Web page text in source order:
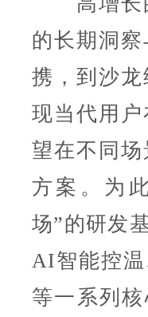
的长期洞
携，到沙
现当代用
望在不同
方案。为
场”的研发
AI智能控
等一系列